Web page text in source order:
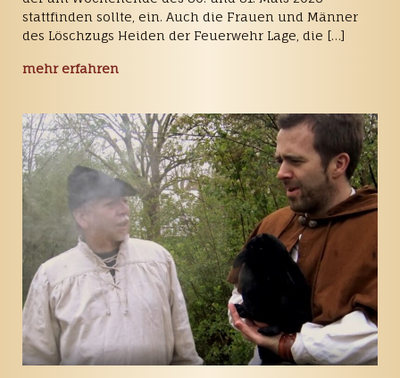
stattfinden sollte, ein. Auch die Frauen und Männer
des Löschzugs Heiden der Feuerwehr Lage, die […]
mehr erfahren